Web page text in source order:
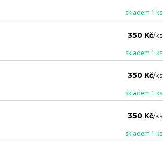
skladem 1 ks
350 Kč/ks
skladem 1 ks
350 Kč/ks
skladem 1 ks
350 Kč/ks
skladem 1 ks